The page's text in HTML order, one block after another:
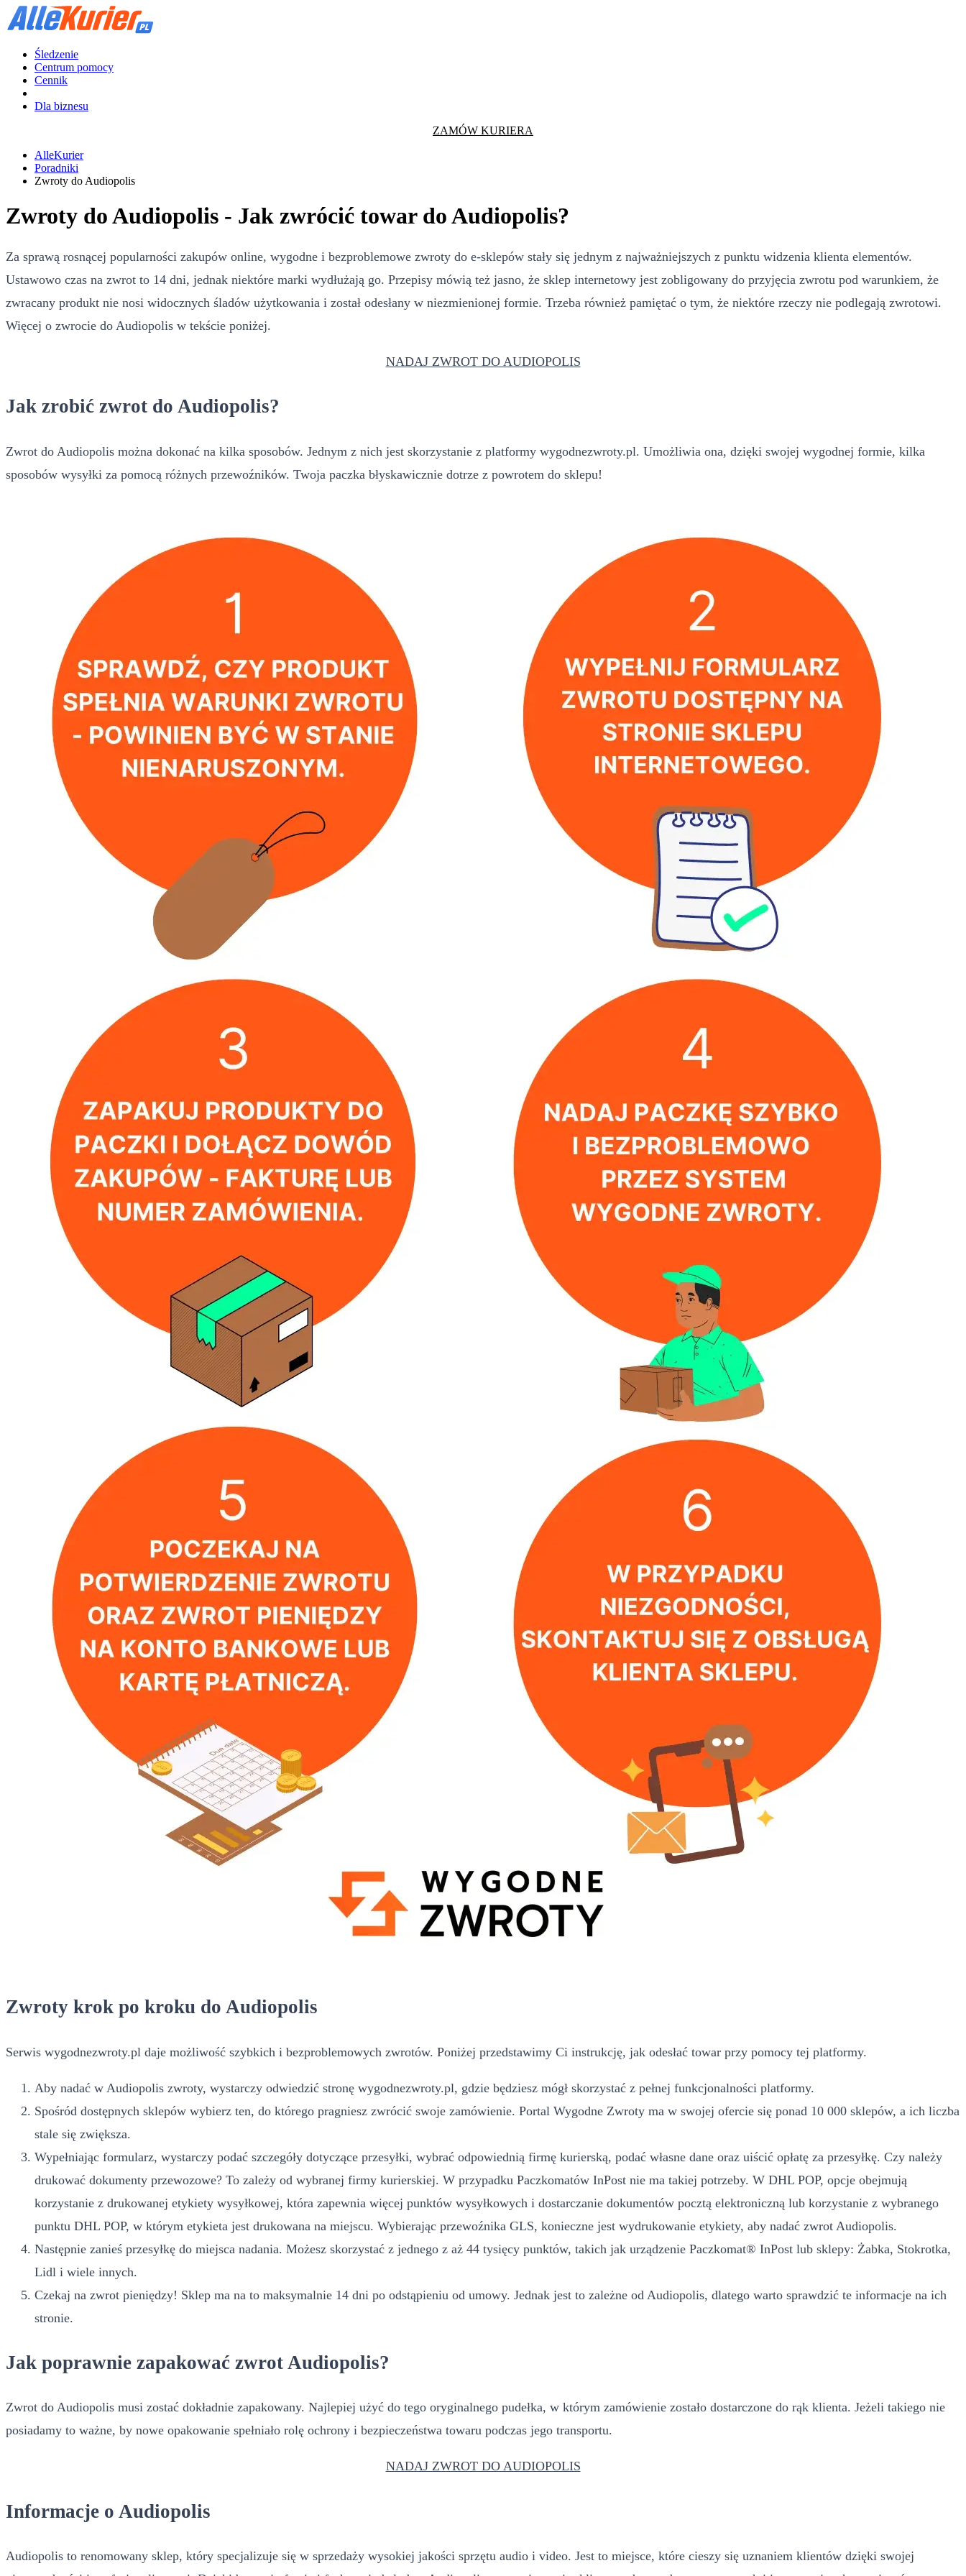
Śledzenie
Centrum pomocy
Cennik
Dla biznesu
ZAMÓW KURIERA
AlleKurier
Poradniki
Zwroty do Audiopolis
Zwroty do Audiopolis - Jak zwrócić towar do Audiopolis?
Za sprawą rosnącej popularności zakupów online, wygodne i bezproblemowe zwroty do e-sklepów stały się jednym z najważniejszych z punktu widzenia klienta elementów.
Ustawowo czas na zwrot to 14 dni, jednak niektóre marki wydłużają go. Przepisy mówią też jasno, że sklep internetowy jest zobligowany do przyjęcia zwrotu pod warunkiem, że
zwracany produkt nie nosi widocznych śladów użytkowania i został odesłany w niezmienionej formie. Trzeba również pamiętać o tym, że niektóre rzeczy nie podlegają zwrotowi.
Więcej o zwrocie do Audiopolis w tekście poniżej.
NADAJ ZWROT DO AUDIOPOLIS
Jak zrobić zwrot do Audiopolis?
Zwrot do Audiopolis można dokonać na kilka sposobów. Jednym z nich jest skorzystanie z platformy wygodnezwroty.pl. Umożliwia ona, dzięki swojej wygodnej formie, kilka
sposobów wysyłki za pomocą różnych przewoźników. Twoja paczka błyskawicznie dotrze z powrotem do sklepu!
Zwroty krok po kroku do Audiopolis
Serwis wygodnezwroty.pl daje możliwość szybkich i bezproblemowych zwrotów. Poniżej przedstawimy Ci instrukcję, jak odesłać towar przy pomocy tej platformy.
Aby nadać w Audiopolis zwroty, wystarczy odwiedzić stronę wygodnezwroty.pl, gdzie będziesz mógł skorzystać z pełnej funkcjonalności platformy.
Spośród dostępnych sklepów wybierz ten, do którego pragniesz zwrócić swoje zamówienie. Portal Wygodne Zwroty ma w swojej ofercie się ponad 10 000 sklepów, a ich liczba
stale się zwiększa.
Wypełniając formularz, wystarczy podać szczegóły dotyczące przesyłki, wybrać odpowiednią firmę kurierską, podać własne dane oraz uiścić opłatę za przesyłkę. Czy należy
drukować dokumenty przewozowe? To zależy od wybranej firmy kurierskiej. W przypadku Paczkomatów InPost nie ma takiej potrzeby. W DHL POP, opcje obejmują
korzystanie z drukowanej etykiety wysyłkowej, która zapewnia więcej punktów wysyłkowych i dostarczanie dokumentów pocztą elektroniczną lub korzystanie z wybranego
punktu DHL POP, w którym etykieta jest drukowana na miejscu. Wybierając przewoźnika GLS, konieczne jest wydrukowanie etykiety, aby nadać zwrot Audiopolis.
Następnie zanieś przesyłkę do miejsca nadania. Możesz skorzystać z jednego z aż 44 tysięcy punktów, takich jak urządzenie Paczkomat® InPost lub sklepy: Żabka, Stokrotka,
Lidl i wiele innych.
Czekaj na zwrot pieniędzy! Sklep ma na to maksymalnie 14 dni po odstąpieniu od umowy. Jednak jest to zależne od Audiopolis, dlatego warto sprawdzić te informacje na ich
stronie.
Jak poprawnie zapakować zwrot Audiopolis?
Zwrot do Audiopolis musi zostać dokładnie zapakowany. Najlepiej użyć do tego oryginalnego pudełka, w którym zamówienie zostało dostarczone do rąk klienta. Jeżeli takiego nie
posiadamy to ważne, by nowe opakowanie spełniało rolę ochrony i bezpieczeństwa towaru podczas jego transportu.
NADAJ ZWROT DO AUDIOPOLIS
Informacje o Audiopolis
Audiopolis to renomowany sklep, który specjalizuje się w sprzedaży wysokiej jakości sprzętu audio i video. Jest to miejsce, które cieszy się uznaniem klientów dzięki swojej